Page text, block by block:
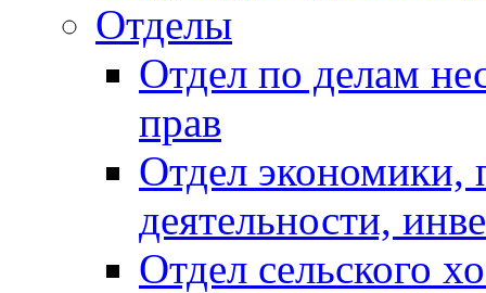
Отделы
Отдел по делам
прав
Отдел экономики,
деятельности,
Отдел сельского